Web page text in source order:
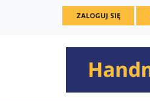
ZALOGUJ SIĘ